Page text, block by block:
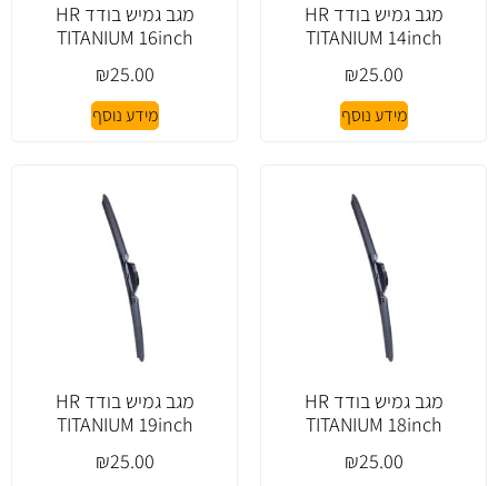
מגב גמיש בודד HR
TITANIUM 14inch
₪25.00
מידע נוסף
מגב גמיש בודד HR
TITANIUM 16inch
₪25.00
מידע נוסף
מגב גמיש בודד HR
TITANIUM 18inch
₪25.00
מגב גמיש בודד HR
TITANIUM 19inch
₪25.00